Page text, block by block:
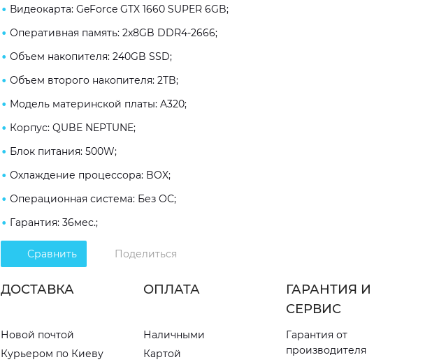
Видеокарта: GeForce GTX 1660 SUPER 6GB;
Оперативная память: 2x8GB DDR4-2666;
Объем накопителя: 240GB SSD;
Объем второго накопителя: 2TB;
Модель материнской платы: A320;
Корпус: QUBE NEPTUNE;
Блок питания: 500W;
Охлаждение процессора: BOX;
Операционная система: Без ОС;
Гарантия: 36мес.;
Сравнить Поделиться
ДОСТАВКА
Новой почтой
Курьером по Киеву
ОПЛАТА
Наличными
Картой
ГАРАНТИЯ И
СЕРВИС
Гарантия от
производителя